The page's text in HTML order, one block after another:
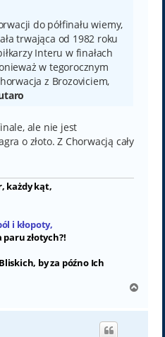
do półfinału wiemy,
trwająca od 1982 roku
Interu w finałach
w tegorocznym
z Brozoviciem,
ale nie jest
o złoto. Z Chorwacją cały
każdy kąt,
i kłopoty,
złotych?!
by za późno Ich
g